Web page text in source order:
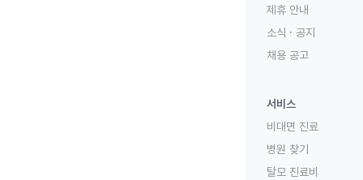
제휴 안내
소식 · 공지
채용 공고
서비스
비대면 진료
병원 찾기
탈모 진료비